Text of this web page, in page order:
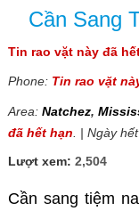
Cần Sang
Tin rao vặt này đã
Phone: Tin rao vặt
Area: Natchez,
đã hết hạn . | Ngày
Lượt xem: 2,504
Cần sang tiệm